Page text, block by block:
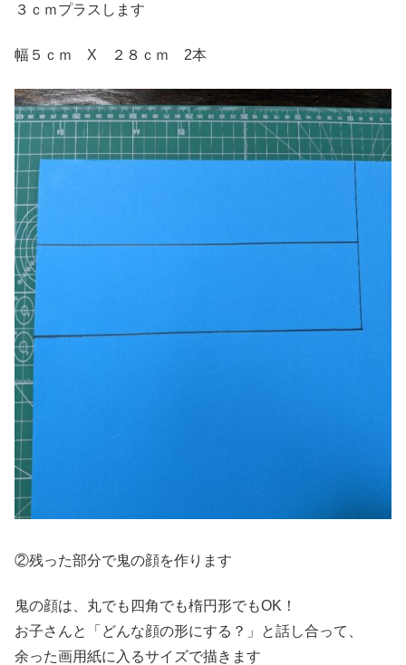
３ｃｍプラスします
幅５ｃｍ X ２８ｃｍ 2本
②残った部分で鬼の顔を作ります
鬼の顔は、丸でも四角でも楕円形でもOK！
お子さんと「どんな顔の形にする？」と話し合って、
余った画用紙に入るサイズで描きます